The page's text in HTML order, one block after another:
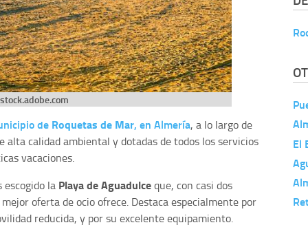
stock.adobe.com
de Roquetas de Mar, en Almería, a lo largo de
alta calidad ambiental y dotadas de todos los servicios
vacaciones.
escogido la Playa de Aguadulceque, con casi dos
oferta de ocio ofrece. Destaca especialmente por
reducida, y por su excelente equipamiento.
El